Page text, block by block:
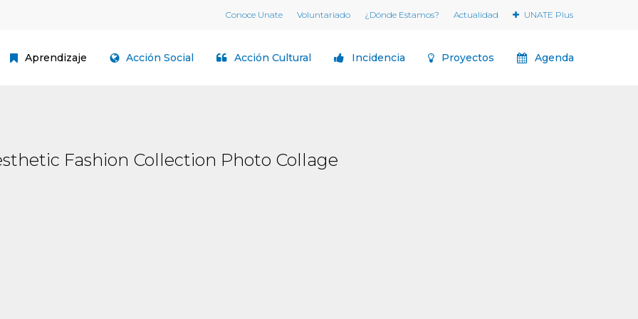
Conoce Unate Voluntariado ¿Dónde Estamos? Actualidad UNATE Plus
Aprendizaje Acción Social Acción Cultural Incidencia Proyectos Agenda
Fashion Collection Photo Collage